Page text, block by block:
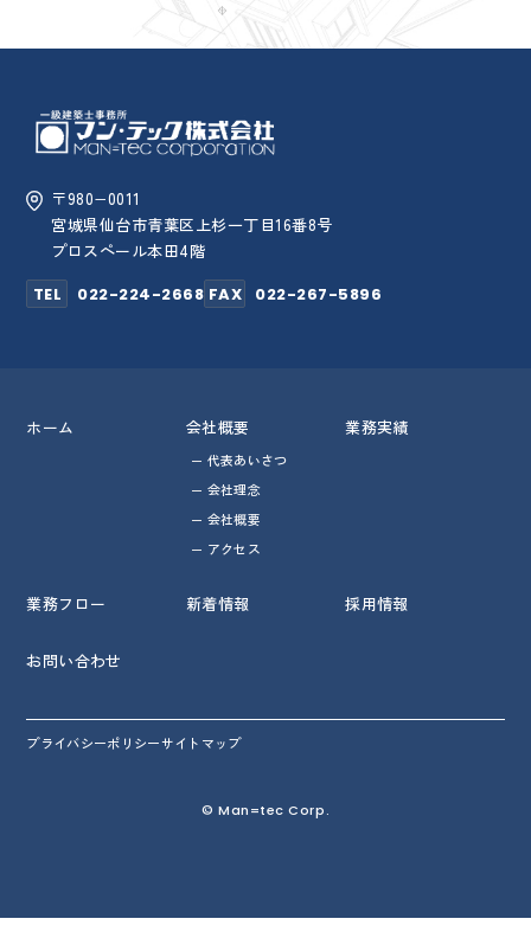
〒980−0011
宮城県仙台市青葉区上杉一丁目16番8号
プロスペール本田4階
TEL
022-224-2668 FAX 022-267-5896
ホーム 会社概要
代表あいさつ
会社理念
会社概要
アクセス
業務実績
業務フロー 新着情報 採用情報
お問い合わせ
プライバシーポリシーサイトマップ
© Man=tec Corp.